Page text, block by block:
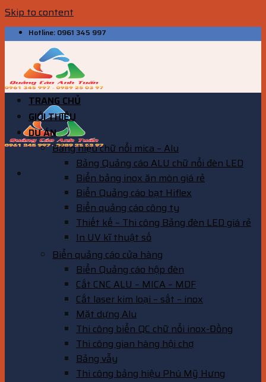
Skip to content
Hotline: 0961 345 997
TRANG CHỦ
GIỚI THIỆU
DỰ ÁN
Bảng hiệu chữ nổi mica – Alu
Bảng Quảng cáo ALU chữ nổi đèn LED
Biển bảng inox ăn mòn giá rẻ
Biển Quảng cáo bạt Hiflex
Biển quảng cáo công ty
Thiết kế – Thi công Bảng đèn LED giá rẻ
In UV kĩ thuật số
Biển quảng cáo cửa hàng
Biển Quảng cáo hộp đèn
Cắt CNC ALU – MICA – MDF
Cắt laser kim loại – sắt – inox
Mặt dựng Alu
Thi công biển QC chữ nổi inox-Đồng
Thi công gian hàng hội chợ
Bảng vẫy
Thi công bảng hiệu Phú Mỹ Hưng